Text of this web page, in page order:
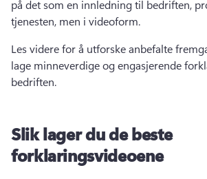
på det som en innledning til bedriften,
tjenesten, men i videoform.
Les videre for å utforske anbefalte
lage minneverdige og engasjerende
bedriften.
Slik lager du de beste
forklaringsvideoene